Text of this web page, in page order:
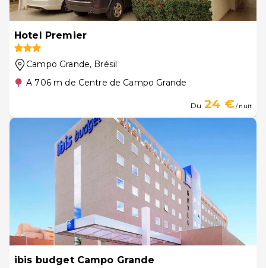
Hotel Premier
Campo Grande, Brésil
A 706 m de Centre de Campo Grande
Du 24 €/ nuit
ibis budget Campo Grande